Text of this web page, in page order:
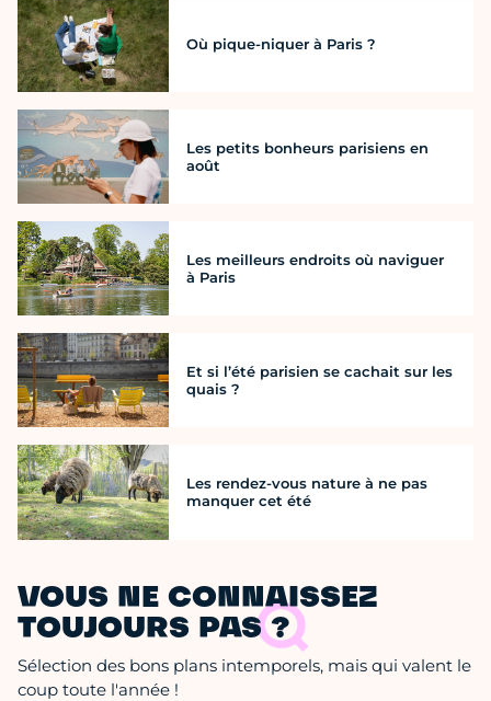
Où pique-niquer à Paris ?
Les petits bonheurs parisiens en
août
Les meilleurs endroits où naviguer
à Paris
Et si l’été parisien se cachait sur les
quais ?
Les rendez-vous nature à ne pas
manquer cet été
VOUS NE CONNAISSEZ
TOUJOURS PAS ?
Sélection des bons plans intemporels, mais qui valent le
coup toute l'année !